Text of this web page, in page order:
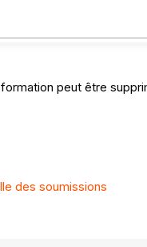
peut être
des soumissions